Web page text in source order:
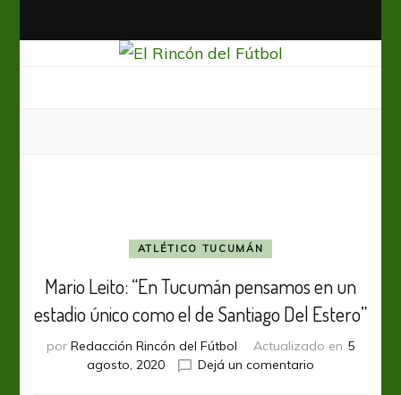
ATLÉTICO TUCUMÁN
Mario Leito: “En Tucumán pensamos en un
estadio único como el de Santiago Del Estero”
por Redacción Rincón del Fútbol Actualizado en 5
agosto, 2020
Dejá un comentario